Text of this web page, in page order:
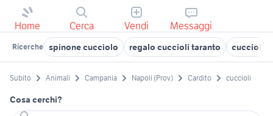
Home Cerca Vendi Messaggi
Ricerche spinone cucciolo regalo cuccioli taranto cuccioli
Subito Animali Campania Napoli (Prov) Cardito cuccioli
Cosa cerchi?